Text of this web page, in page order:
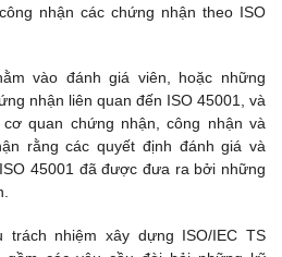
nhận các chứng nhận theo ISO
vào đánh giá viên, hoặc những
nhận liên quan đến ISO 45001, và
quan chứng nhận, công nhận và
rằng các quyết định đánh giá và
45001 đã được đưa ra bởi những
trách nhiệm xây dựng ISO/IEC TS